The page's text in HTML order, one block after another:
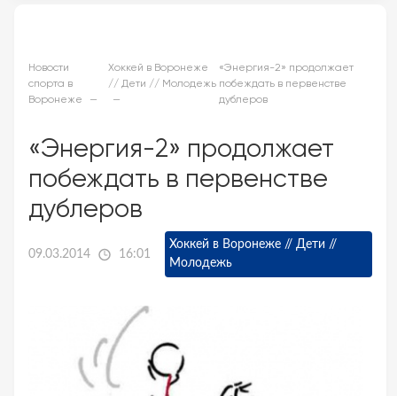
Новости
спорта в
Воронеже
Хоккей в Воронеже
// Дети // Молодежь
«Энергия-2» продолжает
побеждать в первенстве
дублеров
«Энергия-2» продолжает
побеждать в первенстве
дублеров
09.03.2014 16:01
Хоккей в Воронеже // Дети //
Молодежь